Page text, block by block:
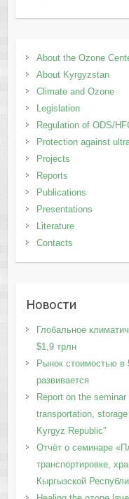
Аbout the Ozone
About Kyrgyzstan
Climate and Ozone
Legislation
Regulation of ODS/
Protection against
Projects
Reports
Publications
Presentations
Literature
Contacts
Новости
Глобальное
$1,9 трлн
Рынок стоимостью в
развивается
Report on the
transportation,
Kyrgyz Republic”
Отчёт о семинаре
транспортировке,
Кыргызской